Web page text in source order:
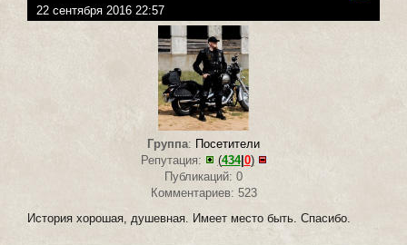
22 сентября 2016 22:57
Группа: Посетители
Репутация:
(434| 0)
Публикаций: 0
Комментариев: 523
История хорошая, душевная. Имеет место быть. Спасибо.